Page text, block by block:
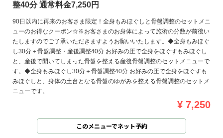
整40分 通常料金7,250円
90日以内に再来のお客さま限定！全身もみほぐしと骨盤調整のセットメニ
ューのお得なクーポン☆※お客さまのお身体によって施術の分数が前後い
たしますのでご了承いただきますようお願いいたします。◆全身もみほぐ
し30分＋骨盤調整・産後調整40分 お好みの圧で全身をほぐすもみほぐし
と、産後で開いてしまった骨盤を整える産後骨盤調整のセットメニューで
す。◆全身もみほぐし30分＋骨盤調整40分 お好みの圧で全身をほぐすも
みほぐしと、身体の土台となる骨盤のゆがみを整える骨盤調整のセットメ
ニューです。
¥ 7,250
このメニューでネット予約